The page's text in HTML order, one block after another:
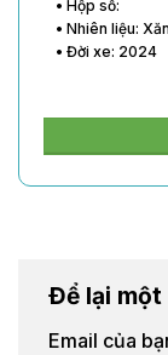
• Hộp số:
• Nhiên liệu:
• Đời xe: 2024
Để lại một
Email của